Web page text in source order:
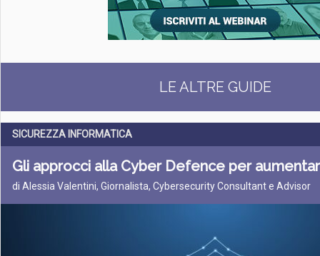
LE ALTRE GUIDE
SICUREZZA INFORMATICA
Gli approcci alla Cyber Defence per
di Alessia Valentini, Giornalista, Cybersecurity Consultant e Advisor